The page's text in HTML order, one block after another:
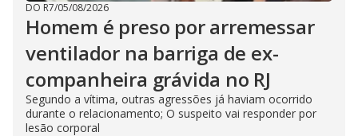
DO R7/05/08/2026
Homem é preso por arremessar
ventilador na barriga de ex-
companheira grávida no RJ
Segundo a vítima, outras agressões já haviam ocorrido
durante o relacionamento; O suspeito vai responder por
lesão corporal